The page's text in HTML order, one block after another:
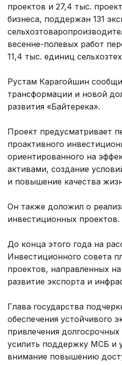
проектов и 27,4 тыс.
бизнеса, поддержан 131
весенне-полевых работ
11,4 тыс. единиц
Рустам Карагойшин
трансформации и новой
развития «Байтерека».
Проект предусматривает
проактивного
ориентированного на
активами, создание
и повышение качества
Он также доложил о
инвестиционных проектов.
До конца этого года на
Инвестиционного совета
проектов, направленных
развитие экспорта и
Глава государства
обеспечения устойчивого
привлечения
усилить поддержку МСБ и
внимание повышению